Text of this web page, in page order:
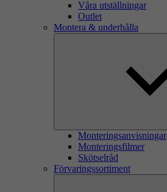
Våra utställningar
Outlet
Montera & underhålla
Monteringsanvisningar
Monteringsfilmer
Skötselråd
Förvaringssortiment